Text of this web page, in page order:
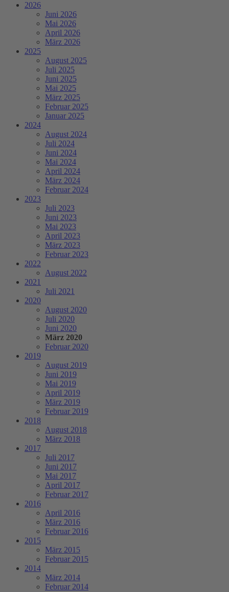
2026
Juni 2026
Mai 2026
April 2026
März 2026
2025
August 2025
Juli 2025
Juni 2025
Mai 2025
März 2025
Februar 2025
Januar 2025
2024
August 2024
Juli 2024
Juni 2024
Mai 2024
April 2024
März 2024
Februar 2024
2023
Juli 2023
Juni 2023
Mai 2023
April 2023
März 2023
Februar 2023
2022
August 2022
2021
Juli 2021
2020
August 2020
Juli 2020
Juni 2020
März 2020
Februar 2020
2019
August 2019
Juni 2019
Mai 2019
April 2019
März 2019
Februar 2019
2018
August 2018
März 2018
2017
Juli 2017
Juni 2017
Mai 2017
April 2017
Februar 2017
2016
April 2016
März 2016
Februar 2016
2015
März 2015
Februar 2015
2014
März 2014
Februar 2014